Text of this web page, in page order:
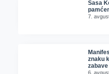
Sasa
7.
znaku
zabave
6.